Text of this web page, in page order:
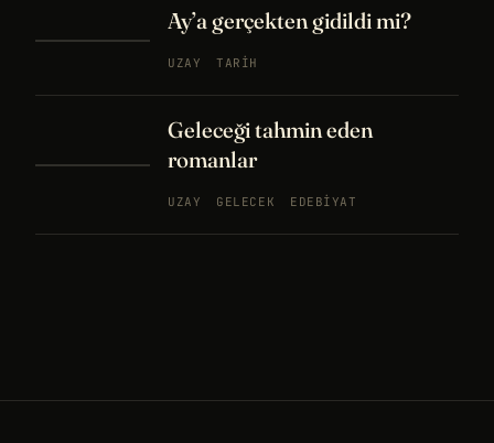
Ay’a gerçekten gidildi mi?
UZAY TARIH
Geleceği tahmin eden
romanlar
UZAY GELECEK EDEBIYAT